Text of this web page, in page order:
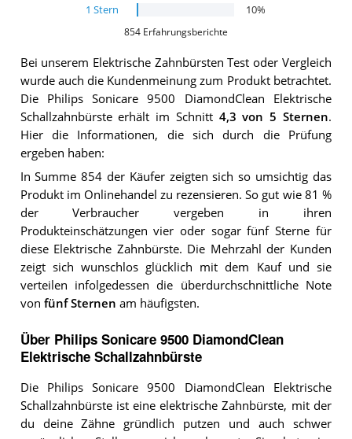
1 Stern 10%
854 Erfahrungsberichte
Bei unserem Elektrische Zahnbürsten Test oder Vergleich
wurde auch die Kundenmeinung zum Produkt betrachtet.
Die
Philips Sonicare 9500 DiamondClean Elektrische
Schallzahnbürsteerhält im Schnitt 4,3 von 5 Sternen.
Hier die Informationen, die sich durch die Prüfung
ergeben haben:
In Summe 854 der Käufer zeigten sich so umsichtig das
Produkt im Onlinehandel zu rezensieren. So gut wie 81 %
der Verbraucher vergeben in ihren
Produkteinschätzungen vier oder sogar fünf Sterne für
diese Elektrische Zahnbürste. Die Mehrzahl der Kunden
zeigt sich wunschlos glücklich mit dem Kauf und sie
verteilen infolgedessen die überdurchschnittliche Note
von fünf Sternen am häufigsten.
Über Philips Sonicare 9500 DiamondClean
Elektrische Schallzahnbürste
Die Philips Sonicare 9500 DiamondClean Elektrische
Schallzahnbürste ist eine elektrische Zahnbürste, mit der
du deine Zähne gründlich putzen und auch schwer